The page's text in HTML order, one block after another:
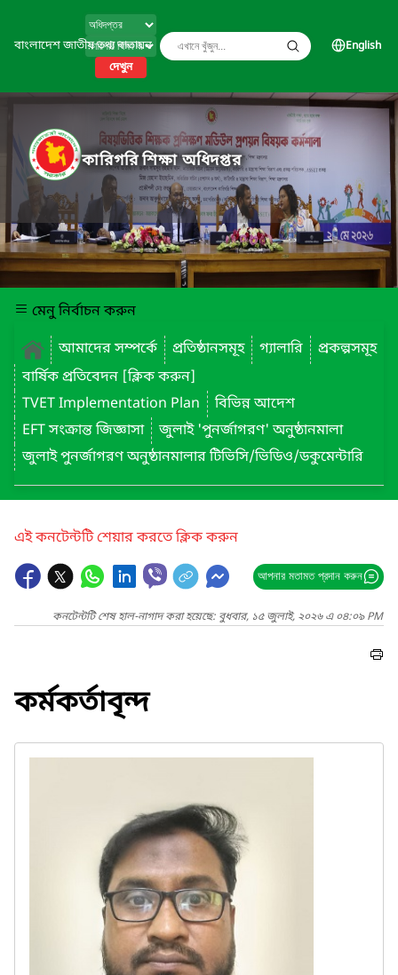
বাংলাদেশ জাতীয় তথ্য বাতায়ন
দেখুন
English
কারিগরি শিক্ষা অধিদপ্তর
মেনু নির্বাচন করুন
আমাদের সম্পর্কে
প্রতিষ্ঠানসমূহ গ্যালারি
প্রকল্পসমূহ
বার্ষিক প্রতিবেদন [ক্লিক করুন]
TVET Implementation Plan
বিভিন্ন আদেশ
EFT সংক্রান্ত জিজ্ঞাসা
জুলাই 'পুনর্জাগরণ' অনুষ্ঠানমালা
জুলাই পুনর্জাগরণ অনুষ্ঠানমালার টিভিসি/ভিডিও/ডকুমেন্টারি
এই কনটেন্টটি শেয়ার করতে ক্লিক করুন
আপনার মতামত প্রদান করুন
কনটেন্টটি শেষ হাল-নাগাদ করা হয়েছে: বুধবার, ১৫ জুলাই, ২০২৬ এ ০৪:০৯ PM
কর্মকর্তাবৃন্দ